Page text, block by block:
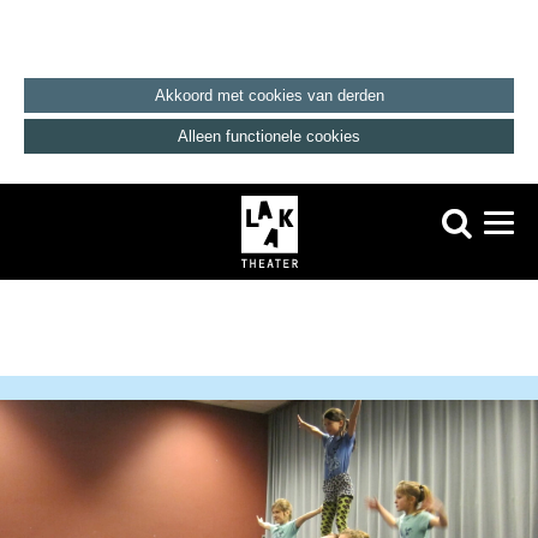
Akkoord met cookies van derden
Alleen functionele cookies